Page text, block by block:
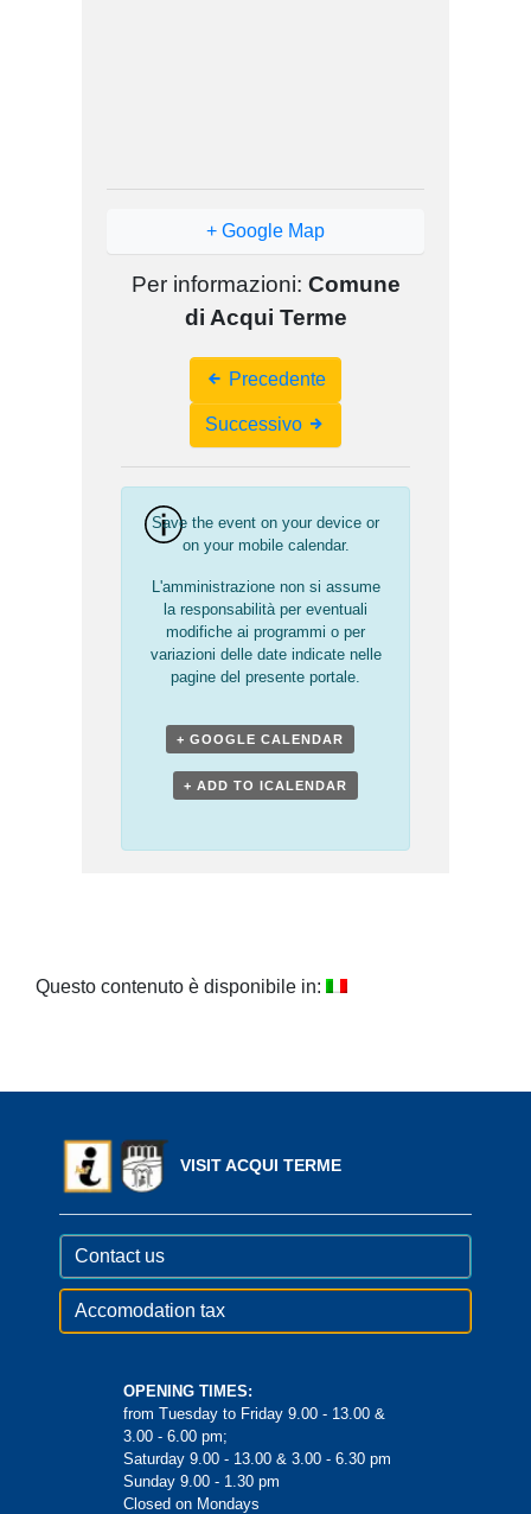
+ Google Map
Per informazioni: Comune
di Acqui Terme
Navigation
Precedente
Successivo
Save the event on your device or
on your mobile calendar.
L'amministrazione non si assume
la responsabilità per eventuali
modifiche ai programmi o per
variazioni delle date indicate nelle
pagine del presente portale.
+ GOOGLE CALENDAR
+ ADD TO ICALENDAR
Questo contenuto è disponibile in:
VISIT ACQUI TERME
Contact us
Accomodation tax
OPENING TIMES:
from Tuesday to Friday 9.00 - 13.00 &
3.00 - 6.00 pm;
Saturday 9.00 - 13.00 & 3.00 - 6.30 pm
Sunday 9.00 - 1.30 pm
Closed on Mondays